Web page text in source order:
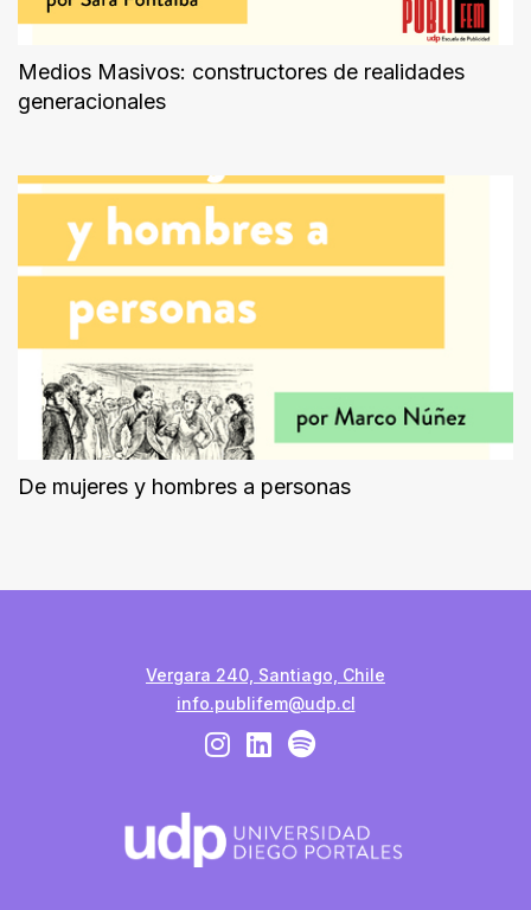
Medios Masivos: constructores de realidades
generacionales
De mujeres y hombres a personas
Vergara 240, Santiago, Chile
info.publifem@udp.cl